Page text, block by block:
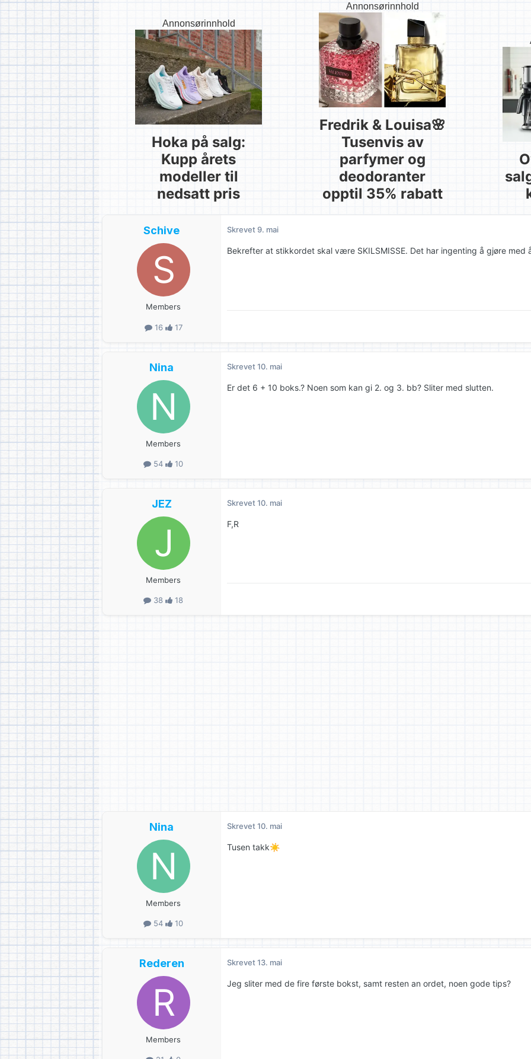
Annonsørinnhold
Hoka på salg:
Kupp årets
modeller til
nedsatt pris
Annonsørinnhold
Fredrik & Louisa🌸
Tusenvis av
parfymer og
deodoranter
opptil 35% rabatt
Schive
Members
16 17
Skrevet9. mai
Bekrefter at stikkordet skal være SKILSMISSE. Det har ingenting å gjøre med å
Nina
Members
54 10
Skrevet10. mai
Er det 6 + 10 boks.? Noen som kan gi 2. og 3. bb? Sliter med slutten.
JEZ
Members
38 18
Skrevet10. mai
F,R
Nina
Members
54 10
Skrevet10. mai
Tusen takk☀️
Rederen
Members
Skrevet13. mai
Jeg sliter med de fire første bokst, samt resten an ordet, noen gode tips?